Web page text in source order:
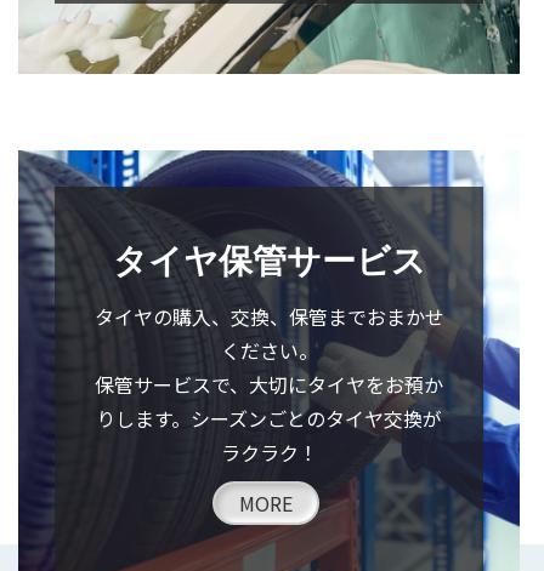
タイヤ保管サービス
タイヤの購入、交換、保管までおまかせ
ください。
保管サービスで、大切にタイヤをお預か
りします。シーズンごとのタイヤ交換が
ラクラク！
MORE